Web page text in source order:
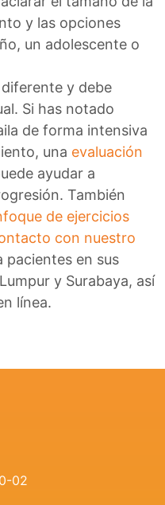
y las opciones
un adolescente o
y debe
Si has notado
de forma intensiva
una evaluación
ayudar a
También
de ejercicios
con nuestro
pacientes en sus
y Surabaya, así
línea.
02